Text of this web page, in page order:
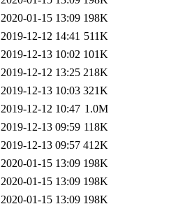
2020-01-15 13:09 198K
2019-12-12 14:41 511K
2019-12-13 10:02 101K
2019-12-12 13:25 218K
2019-12-13 10:03 321K
2019-12-12 10:47 1.0M
2019-12-13 09:59 118K
2019-12-13 09:57 412K
2020-01-15 13:09 198K
2020-01-15 13:09 198K
2020-01-15 13:09 198K